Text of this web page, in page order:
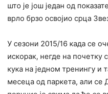
што је још један од
врло брзо освојио срца
У сезони 2015/16 када се
искорак, негде на почетку
кука на једном тренингу и
месеца од паркета, али се